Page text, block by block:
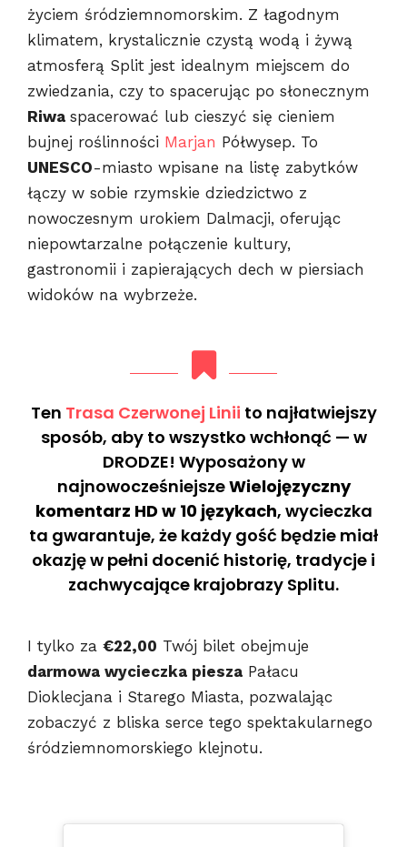
życiem śródziemnomorskim. Z łagodnym
klimatem, krystalicznie czystą wodą i żywą
atmosferą Split jest idealnym miejscem do
zwiedzania, czy to spacerując po słonecznym
Riwa spacerować lub cieszyć się cieniem
bujnej roślinności Marjan Półwysep. To
UNESCO-miasto wpisane na listę zabytków
łączy w sobie rzymskie dziedzictwo z
nowoczesnym urokiem Dalmacji, oferując
niepowtarzalne połączenie kultury,
gastronomii i zapierających dech w piersiach
widoków na wybrzeże.
Ten Trasa Czerwonej Linii to najłatwiejszy
sposób, aby to wszystko wchłonąć — w
DRODZE! Wyposażony w
najnowocześniejszeWielojęzyczny
komentarz HD w 10 językach, wycieczka
ta gwarantuje, że każdy gość będzie miał
okazję w pełni docenić historię, tradycje i
zachwycające krajobrazy Splitu.
I tylko za €22,00 Twój bilet obejmuje
darmowa wycieczka piesza Pałacu
Dioklecjana i Starego Miasta, pozwalając
zobaczyć z bliska serce tego spektakularnego
śródziemnomorskiego klejnotu.